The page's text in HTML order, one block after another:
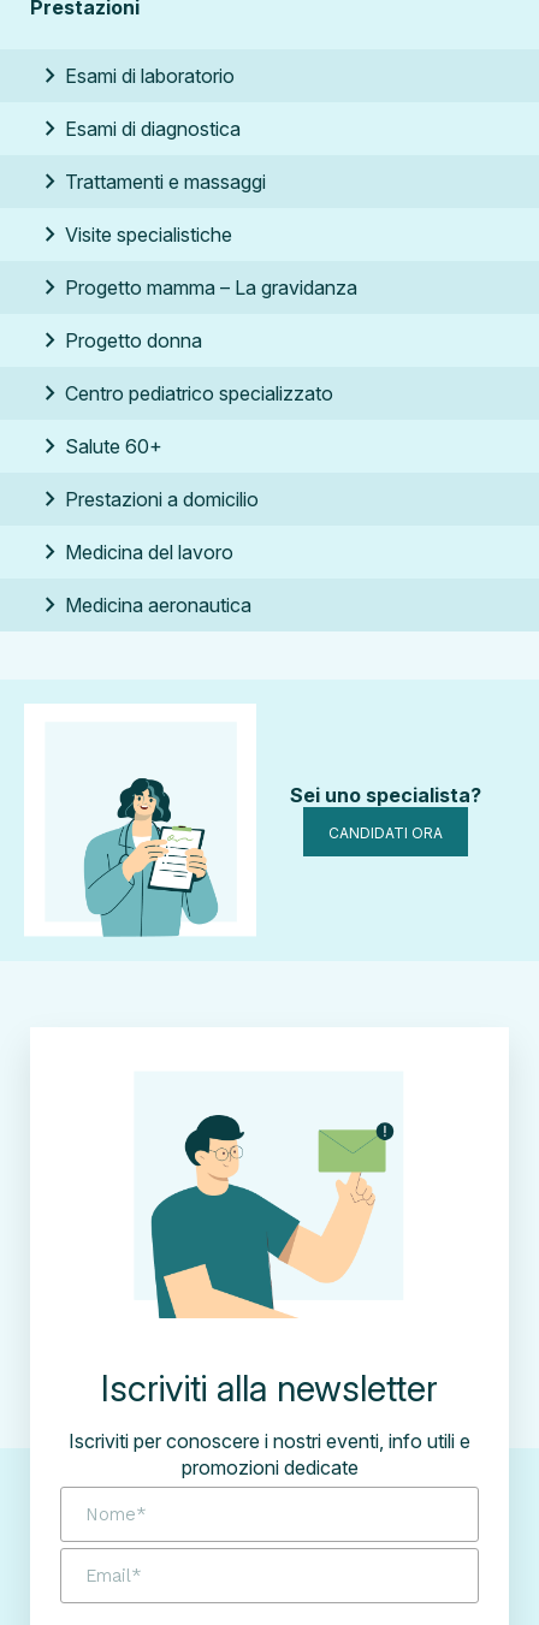
Prestazioni
chevron_right Esami di laboratorio
chevron_right Esami di diagnostica
chevron_right Trattamenti e massaggi
chevron_right Visite specialistiche
chevron_right Progetto mamma – La gravidanza
chevron_right Progetto donna
chevron_right Centro pediatrico specializzato
chevron_right Salute 60+
chevron_right Prestazioni a domicilio
chevron_right Medicina del lavoro
chevron_right Medicina aeronautica
Sei uno specialista?
CANDIDATI ORA
Iscriviti alla newsletter
Iscriviti per conoscere i nostri eventi, info utili e
promozioni dedicate